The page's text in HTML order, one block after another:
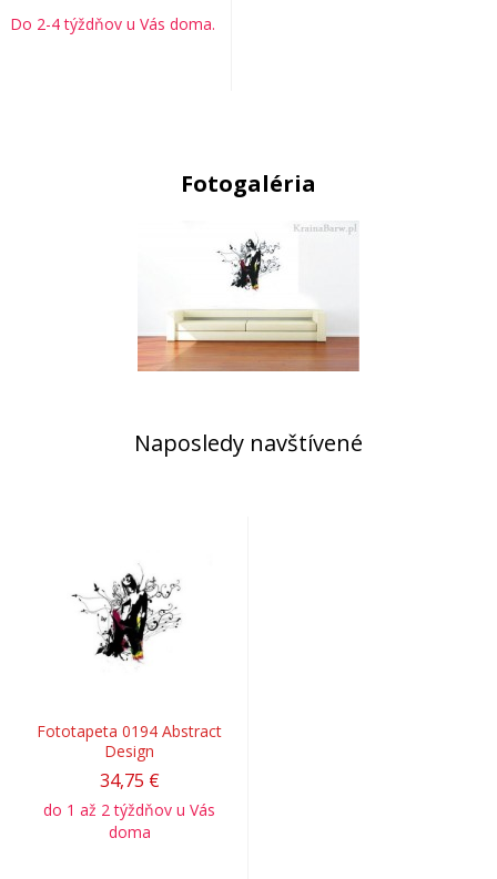
Do 2-4 týždňov u Vás doma.
Fotogaléria
Naposledy navštívené
Fototapeta 0194 Abstract
Design
34,75 €
do 1 až 2 týždňov u Vás
doma